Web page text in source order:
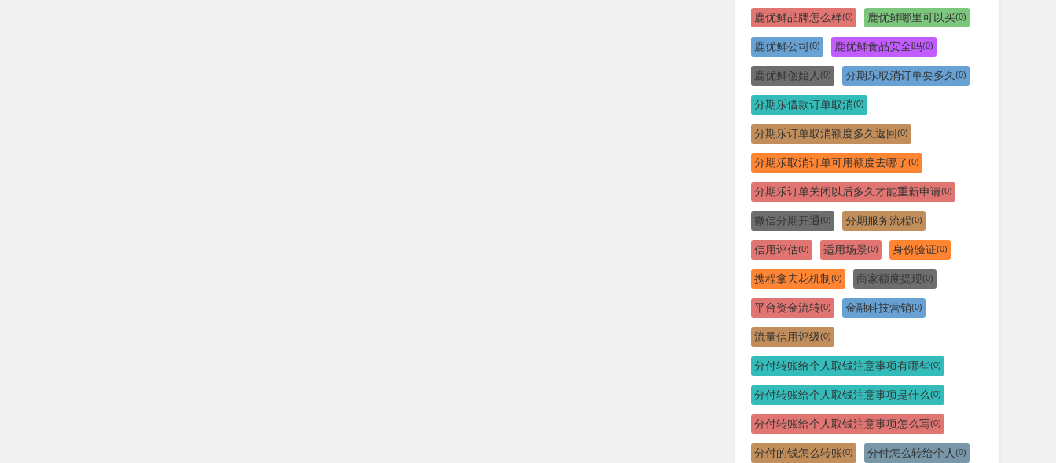
鹿优鲜品牌怎么样(0) 鹿优鲜哪里可以买(0)
鹿优鲜公司 (0) 鹿优鲜食品安全吗(0)
鹿优鲜创始人 (0) 分期乐取消订单要多久 (0)
分期乐借款订单取消(0)
分期乐订单取消额度多久返回(0)
分期乐取消订单可用额度去哪了(0)
分期乐订单关闭以后多久才能重新申请(0)
微信分期开通 (0) 分期服务流程(0)
信用评估(0) 适用场景(0) 身份验证(0)
携程拿去花机制 (0) 商家额度提现(0)
平台资金流转(0) 金融科技营销(0)
流量信用评级(0)
分付转账给个人取钱注意事项有哪些(0)
分付转账给个人取钱注意事项是什么(0)
分付转账给个人取钱注意事项怎么写(0)
分付的钱怎么转账(0) 分付怎么转给个人 (0)